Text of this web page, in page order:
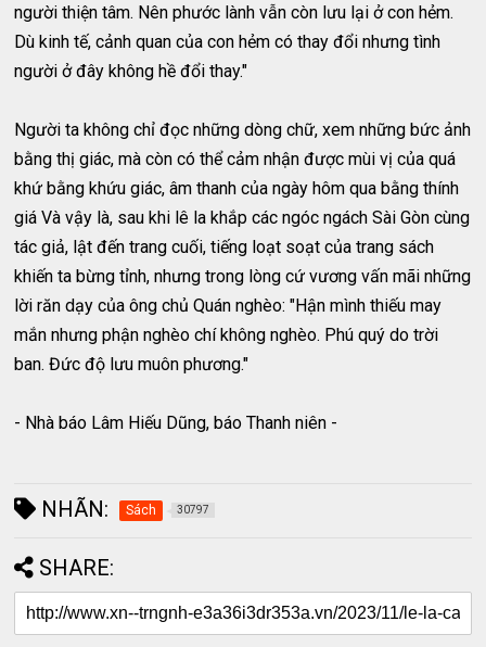
người thiện tâm. Nên phước lành vẫn còn lưu lại ở con hẻm.
Dù kinh tế, cảnh quan của con hẻm có thay đổi nhưng tình
người ở đây không hề đổi thay."
Người ta không chỉ đọc những dòng chữ, xem những bức ảnh
bằng thị giác, mà còn có thể cảm nhận được mùi vị của quá
khứ bằng khứu giác, âm thanh của ngày hôm qua bằng thính
giá Và vậy là, sau khi lê la khắp các ngóc ngách Sài Gòn cùng
tác giả, lật đến trang cuối, tiếng loạt soạt của trang sách
khiến ta bừng tỉnh, nhưng trong lòng cứ vương vấn mãi những
lời răn dạy của ông chủ Quán nghèo: "Hận mình thiếu may
mắn nhưng phận nghèo chí không nghèo. Phú quý do trời
ban. Đức độ lưu muôn phương."
- Nhà báo Lâm Hiếu Dũng, báo Thanh niên -
NHÃN: Sách 30797
SHARE: